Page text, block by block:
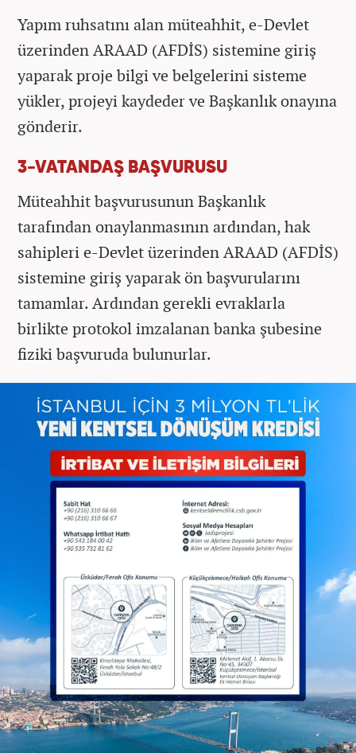
Yapım ruhsatını alan müteahhit, e-Devlet
üzerinden ARAAD (AFDİS) sistemine giriş
yaparak proje bilgi ve belgelerini sisteme
yükler, projeyi kaydeder ve Başkanlık onayına
gönderir.
3-VATANDAŞ BAŞVURUSU
Müteahhit başvurusunun Başkanlık
tarafından onaylanmasının ardından, hak
sahipleri e-Devlet üzerinden ARAAD (AFDİS)
sistemine giriş yaparak ön başvurularını
tamamlar. Ardından gerekli evraklarla
birlikte protokol imzalanan banka şubesine
fiziki başvuruda bulunurlar.